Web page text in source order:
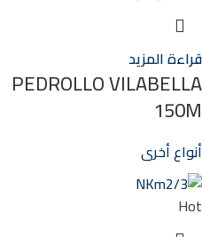
قراءة المزيد
PEDROLLO VILABELLA
150M
أنواع أخرى
Hot